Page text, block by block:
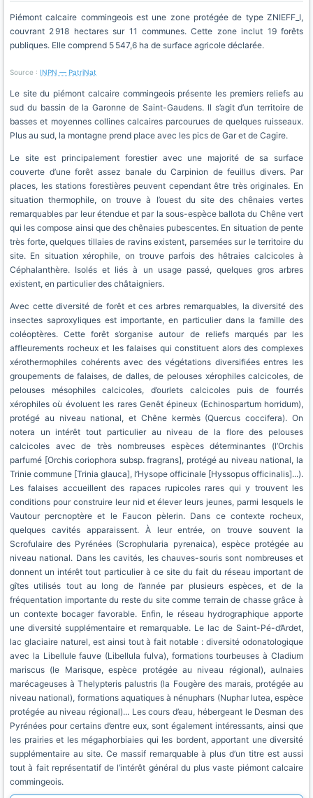
Piémont calcaire commingeois est une zone protégée de type ZNIEFF_I,
couvrant 2 918 hectares sur 11 communes. Cette zone inclut 19 forêts
publiques. Elle comprend 5 547,6 ha de surface agricole déclarée.
Source : INPN — PatriNat
Le site du piémont calcaire commingeois présente les premiers reliefs au
sud du bassin de la Garonne de Saint-Gaudens. Il s’agit d’un territoire de
basses et moyennes collines calcaires parcourues de quelques ruisseaux.
Plus au sud, la montagne prend place avec les pics de Gar et de Cagire.
Le site est principalement forestier avec une majorité de sa surface
couverte d’une forêt assez banale du Carpinion de feuillus divers. Par
places, les stations forestières peuvent cependant être très originales. En
situation thermophile, on trouve à l’ouest du site des chênaies vertes
remarquables par leur étendue et par la sous-espèce ballota du Chêne vert
qui les compose ainsi que des chênaies pubescentes. En situation de pente
très forte, quelques tillaies de ravins existent, parsemées sur le territoire du
site. En situation xérophile, on trouve parfois des hêtraies calcicoles à
Céphalanthère. Isolés et liés à un usage passé, quelques gros arbres
existent, en particulier des châtaigniers.
Avec cette diversité de forêt et ces arbres remarquables, la diversité des
insectes saproxyliques est importante, en particulier dans la famille des
coléoptères. Cette forêt s’organise autour de reliefs marqués par les
affleurements rocheux et les falaises qui constituent alors des complexes
xérothermophiles cohérents avec des végétations diversifiées entres les
groupements de falaises, de dalles, de pelouses xérophiles calcicoles, de
pelouses mésophiles calcicoles, d’ourlets calcicoles puis de fourrés
xérophiles où évoluent les rares Genêt épineux (Echinospartum horridum),
protégé au niveau national, et Chêne kermès (Quercus coccifera). On
notera un intérêt tout particulier au niveau de la flore des pelouses
calcicoles avec de très nombreuses espèces déterminantes (l’Orchis
parfumé [Orchis coriophora subsp. fragrans], protégé au niveau national, la
Trinie commune [Trinia glauca], l’Hysope officinale [Hyssopus officinalis]...).
Les falaises accueillent des rapaces rupicoles rares qui y trouvent les
conditions pour construire leur nid et élever leurs jeunes, parmi lesquels le
Vautour percnoptère et le Faucon pèlerin. Dans ce contexte rocheux,
quelques cavités apparaissent. À leur entrée, on trouve souvent la
Scrofulaire des Pyrénées (Scrophularia pyrenaica), espèce protégée au
niveau national. Dans les cavités, les chauves-souris sont nombreuses et
donnent un intérêt tout particulier à ce site du fait du réseau important de
gîtes utilisés tout au long de l’année par plusieurs espèces, et de la
fréquentation importante du reste du site comme terrain de chasse grâce à
un contexte bocager favorable. Enfin, le réseau hydrographique apporte
une diversité supplémentaire et remarquable. Le lac de Saint-Pé-d’Ardet,
lac glaciaire naturel, est ainsi tout à fait notable : diversité odonatologique
avec la Libellule fauve (Libellula fulva), formations tourbeuses à Cladium
mariscus (le Marisque, espèce protégée au niveau régional), aulnaies
marécageuses à Thelypteris palustris (la Fougère des marais, protégée au
niveau national), formations aquatiques à nénuphars (Nuphar lutea, espèce
protégée au niveau régional)... Les cours d’eau, hébergeant le Desman des
Pyrénées pour certains d’entre eux, sont également intéressants, ainsi que
les prairies et les mégaphorbiaies qui les bordent, apportant une diversité
supplémentaire au site. Ce massif remarquable à plus d’un titre est aussi
tout à fait représentatif de l’intérêt général du plus vaste piémont calcaire
commingeois.